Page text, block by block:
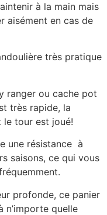
à la main mais
aisément en cas de
très pratique
ranger ou cache pot
très rapide, la
le tour est joué!
une résistance à
saisons, ce qui vous
profonde, ce panier
n’importe quelle